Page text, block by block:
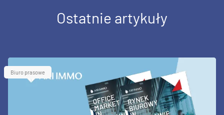
Ostatnie artykuły
Biuro prasowe